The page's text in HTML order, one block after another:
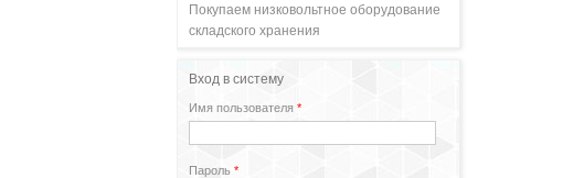
Покупаем низковольтное оборудование
складского хранения
Вход в систему
Имя пользователя *
Пароль *